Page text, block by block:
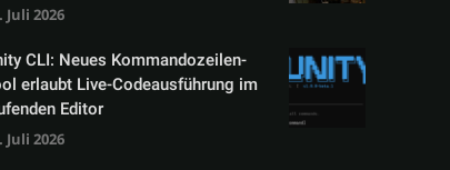
Juli 2026
CLI: Neues Kommandozeilen-
erlaubt Live-Codeausführung im
Editor
Juli 2026